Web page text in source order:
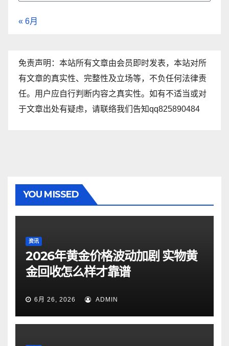
« 6月
免责声明：本站所有文章由会员即时发表，本站对所
有文章的真实性、完整性及立场等，不负任何法律责
任。用户应自行判断内容之真实性。如有不适当或对
于文章出处有疑虑，请联络我们告知qq825890484
YOU MISSED
资讯
2026年黄金价格波动加剧 实物黄
金回收怎么样才靠谱
6月 26, 2026 ADMIN